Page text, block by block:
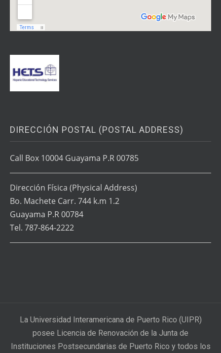
DIRECCIÓN POSTAL (POSTAL ADDRESS)
Call Box 10004 Guayama P.R 00785
Dirección Física (Physical Address)
Bo. Machete Carr. 744 k.m 1.2
Guayama P.R 00784
Tel. 787-864-2222
La Universidad Interamericana de Puerto Rico (UIPR)
posee Licencia de Renovación de la Junta de
Instituciones Postsecundarias de Puerto Rico y todos los